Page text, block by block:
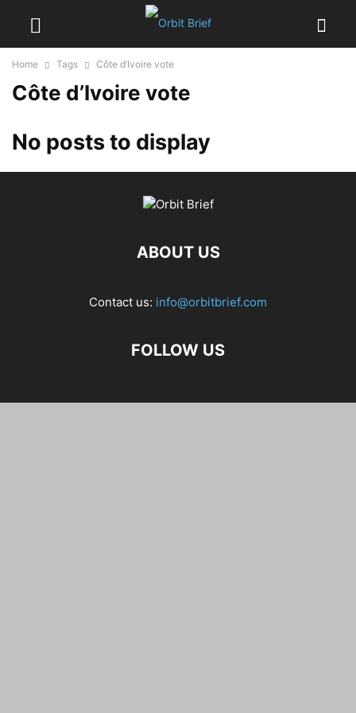
Home Tags Côte d’Ivoire vote
Côte d’Ivoire vote
No posts to display
ABOUT US
Contact us: info@orbitbrief.com
FOLLOW US